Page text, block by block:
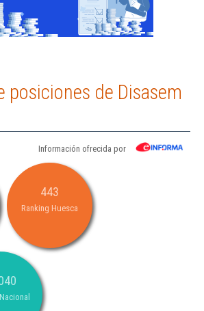
posiciones de Disasem
Información ofrecida por
443
Ranking Huesca